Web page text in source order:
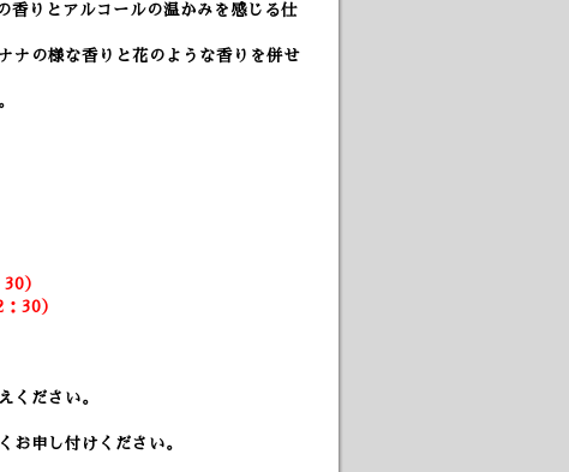
りとアルコールの温かみを感じる仕
ナの様な香りと花のような香りを併せ
30）
：30）
ください。
お申し付けください。